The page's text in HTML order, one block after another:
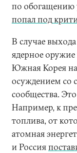
по обогащению
попалпод
В случае
ядерное
Южная Корея
осуждением со
сообщества.
Например, к
топлива, от
атомная
и Россия